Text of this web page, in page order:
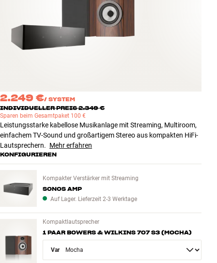
ANGEBOTE
Store Finden
Kundendienst
Anmelden
2.249 €/ SYSTEM
INDIVIDUELLER PREIS 2.349 €
Sparen beim Gesamtpaket 100 €
Leistungsstarke kabellose Musikanlage mit Streaming, Multiroom,
einfachem TV-Sound und großartigem Stereo aus kompakten HiFi-
Lautsprechern. Mehr erfahren
KONFIGURIEREN
Kompakter Verstärker mit Streaming
SONOS AMP
Auf Lager. Lieferzeit 2-3 Werktage
Kompaktlautsprecher
1 PAAR BOWERS & WILKINS 707 S3 (MOCHA)
Variant